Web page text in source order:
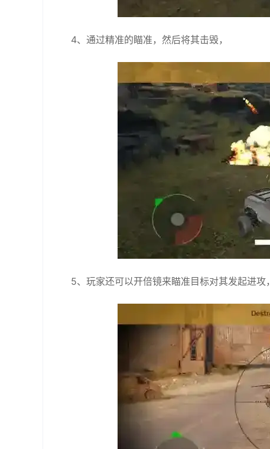
4、通过精准的瞄准，然后将其击毁，
5、玩家还可以开倍镜来瞄准目标对其发起进攻，